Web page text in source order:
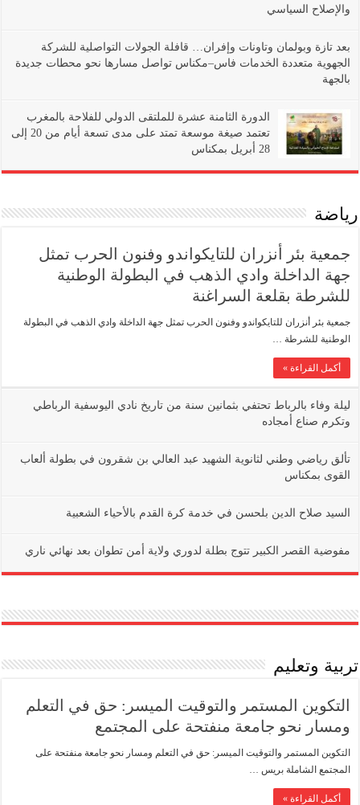
والإصلاح السياسي
بعد تازة وبولمان وتاونات وإفران… قافلة الجولات التواصلية للشركة
الجهوية متعددة الخدمات فاس–مكناس تواصل مسارها نحو محطات جديدة
بالجهة
الدورة الثامنة عشرة للملتقى الدولي للفلاحة بالمغرب
تعتمد صيغة موسعة تمتد على مدى تسعة أيام من 20 إلى
28 أبريل بمكناس
رياضة
جمعية بئر أنزران للتايكواندو وفنون الحرب تمثل
جهة الداخلة وادي الذهب في البطولة الوطنية
للشرطة بقلعة السراغنة
جمعية بئر أنزران للتايكواندو وفنون الحرب تمثل جهة الداخلة وادي الذهب في البطولة
الوطنية للشرطة …
أكمل القراءة »
ليلة وفاء بالرباط تحتفي بثمانين سنة من تاريخ نادي اليوسفية الرباطي
وتكرم صناع أمجاده
تألق رياضي وطني لثانوية الشهيد عبد العالي بن شقرون في بطولة ألعاب
القوى بمكناس
السيد صلاح الدين بلحسن في خدمة كرة القدم بالأحياء الشعبية
مفوضية القصر الكبير تتوج بطلة لدوري ولاية أمن تطوان بعد نهائي ناري
تربية وتعليم
التكوين المستمر والتوقيت الميسر: حق في التعلم
ومسار نحو جامعة منفتحة على المجتمع
التكوين المستمر والتوقيت الميسر: حق في التعلم ومسار نحو جامعة منفتحة على
المجتمع الشاملة بريس …
أكمل القراءة »